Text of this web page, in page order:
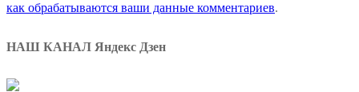
как обрабатываются ваши данные комментариев.
НАШ КАНАЛ Яндекс Дзен